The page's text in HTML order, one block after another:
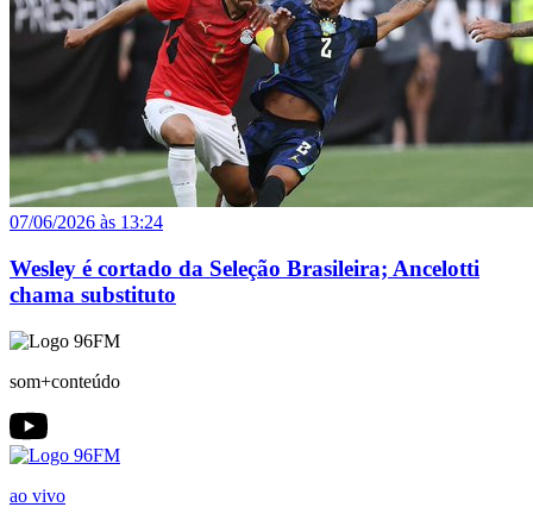
07/06/2026 às 13:24
Wesley é cortado da Seleção Brasileira; Ancelotti
chama substituto
som+conteúdo
ao vivo